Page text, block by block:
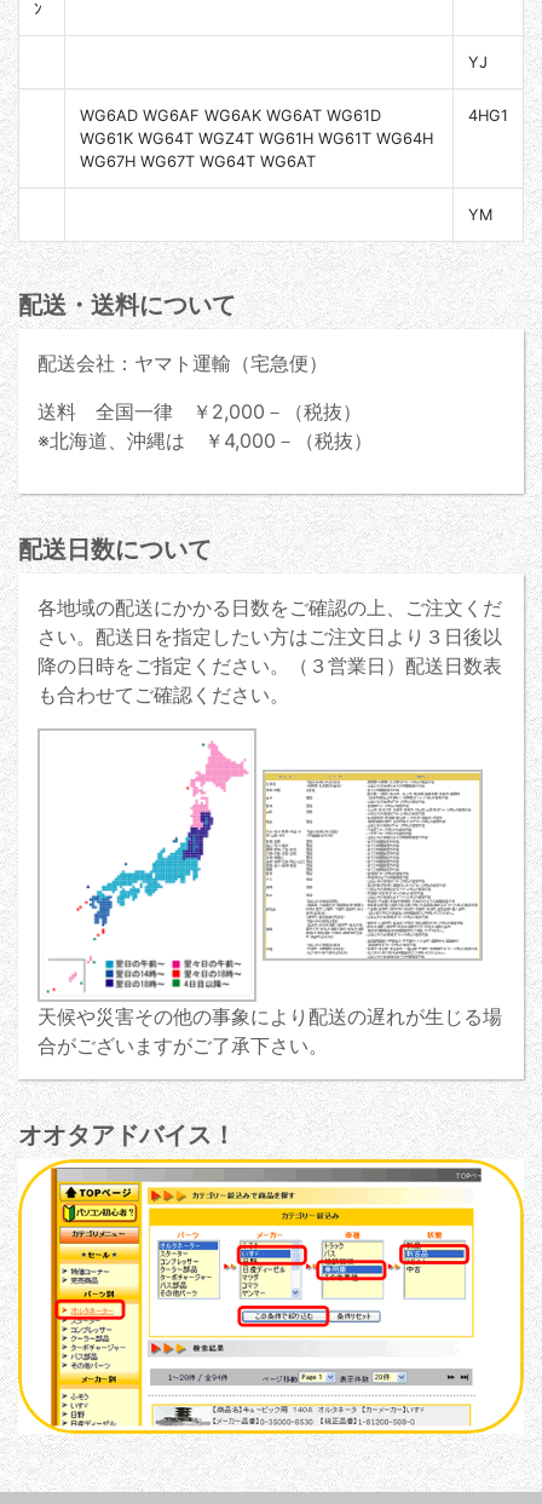
ﾝ
YJ
WG6AD WG6AF WG6AK WG6AT WG61D
WG61K WG64T WGZ4T WG61H WG61T WG64H
WG67H WG67T WG64T WG6AT
4HG1
YM
配送・送料について
配送会社：ヤマト運輸（宅急便）
送料 全国一律 ￥2,000－（税抜）
※北海道、沖縄は ￥4,000－（税抜）
配送日数について
各地域の配送にかかる日数をご確認の上、ご注文くだ
さい。配送日を指定したい方はご注文日より３日後以
降の日時をご指定ください。（３営業日）配送日数表
も合わせてご確認ください。
天候や災害その他の事象により配送の遅れが生じる場
合がございますがご了承下さい。
オオタアドバイス！